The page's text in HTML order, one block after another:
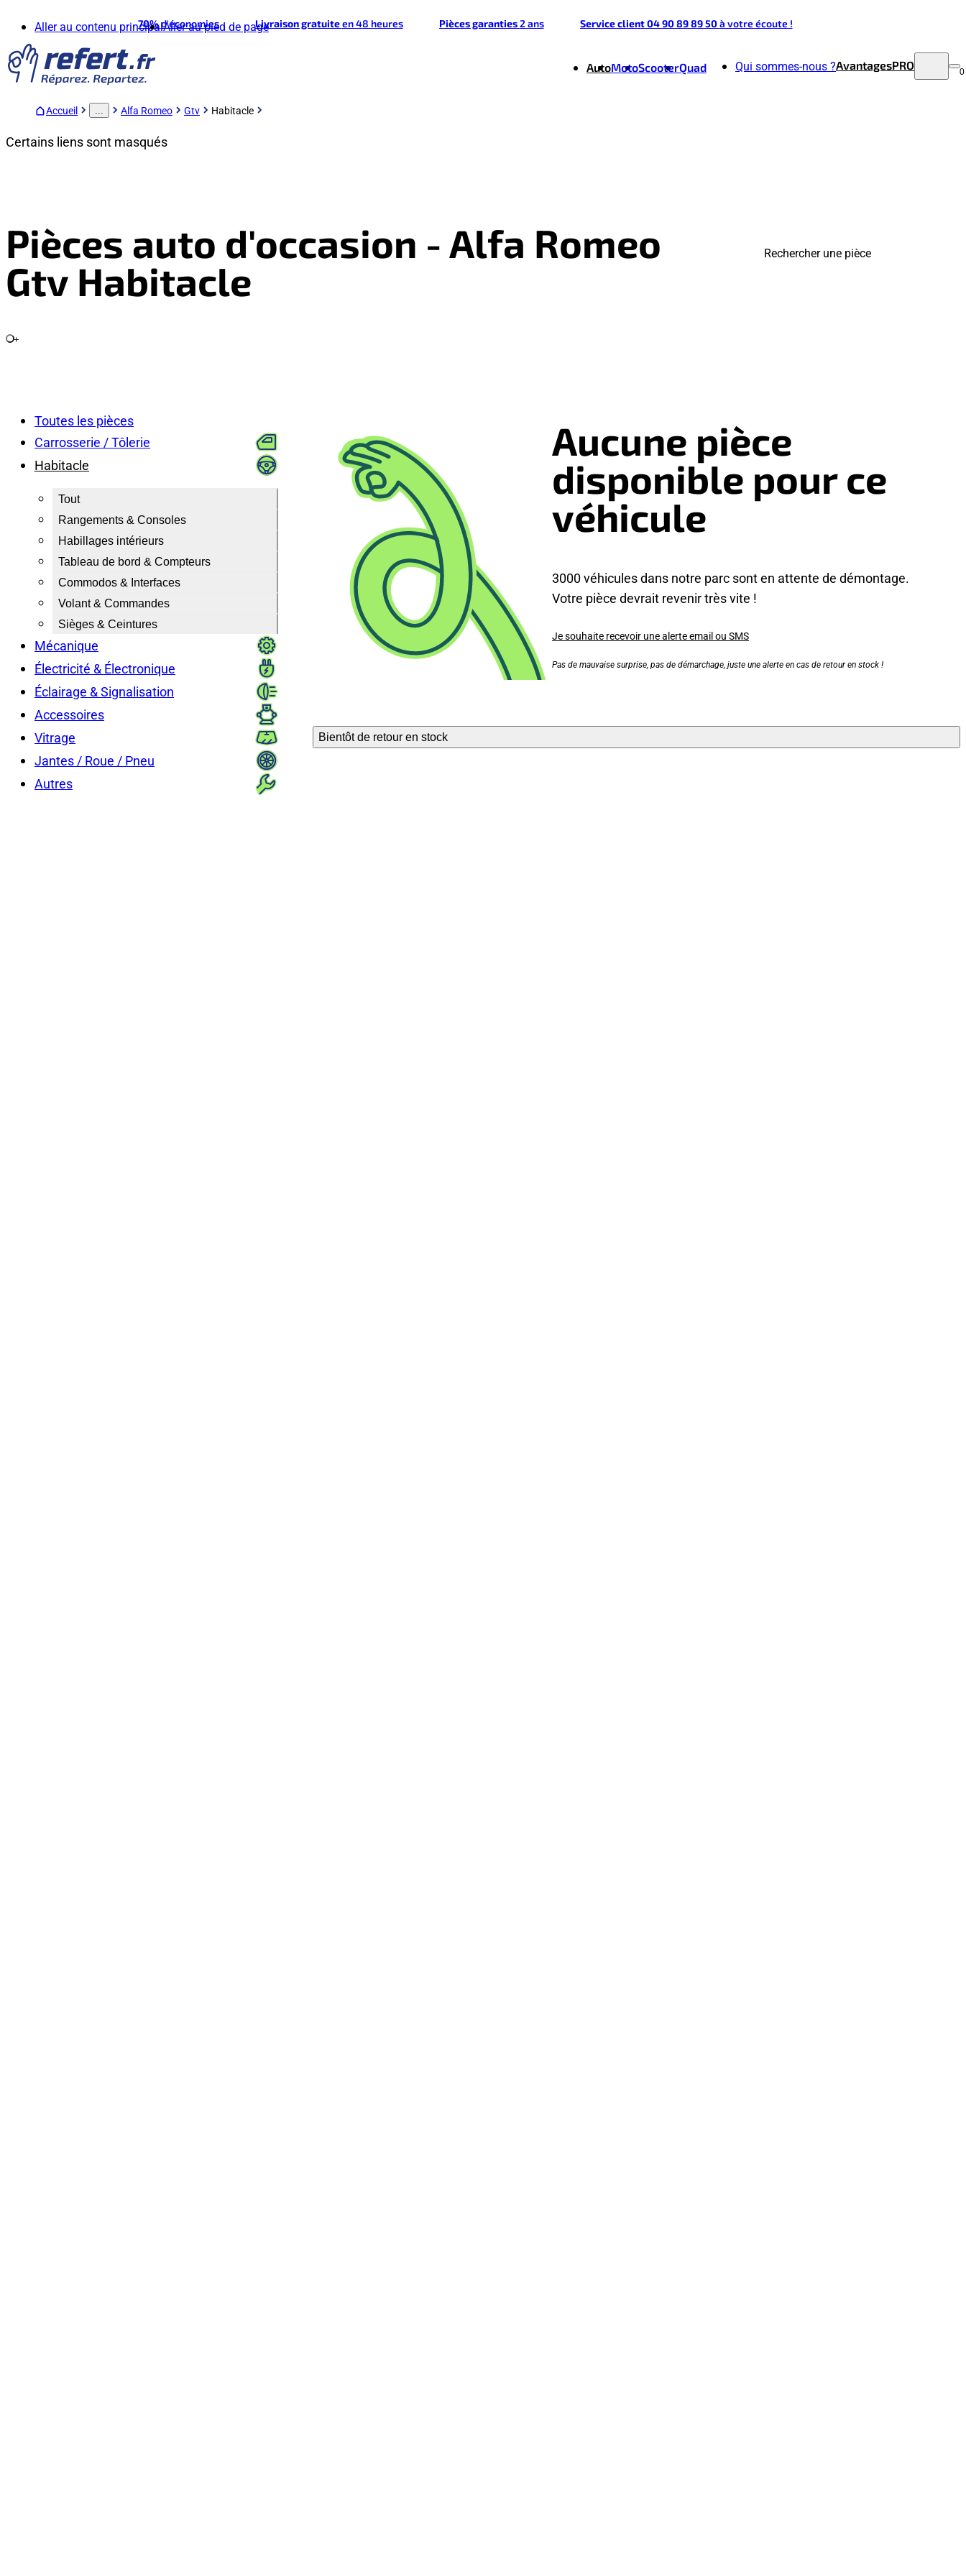
Aller au contenu principalAller au pied de page
70%d'économies Livraison gratuiteen 48 heures Pièces garanties2 ans Service client 04 90 89 89 50à votre écoute !
AutoMotoScooterQuad Qui sommes-nous ?AvantagesPRO 0
Accueil ... Alfa Romeo Gtv Habitacle
Certains liens sont masqués
Pièces auto d'occasion - Alfa Romeo
Gtv Habitacle
+
Rechercher une pièce
Toutes les pièces
Carrosserie / Tôlerie
Habitacle
Tout
Rangements & Consoles
Habillages intérieurs
Tableau de bord & Compteurs
Commodos & Interfaces
Volant & Commandes
Sièges & Ceintures
Mécanique
Électricité & Électronique
Éclairage & Signalisation
Accessoires
Vitrage
Jantes / Roue / Pneu
Autres
Aucune pièce
disponible pour ce
véhicule
3000 véhicules dans notre parc sont en attente de démontage.
Votre pièce devrait revenir très vite !
Je souhaite recevoir une alerte email ou SMS
Pas de mauvaise surprise, pas de démarchage, juste une alerte en cas de retour en stock !
Bientôt de retour en stock